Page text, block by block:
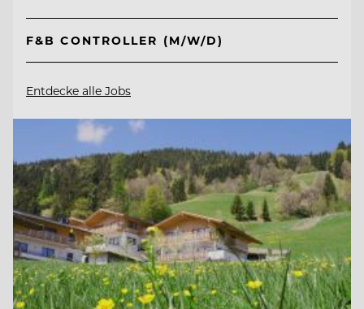
F&B CONTROLLER (M/W/D)
Entdecke alle Jobs